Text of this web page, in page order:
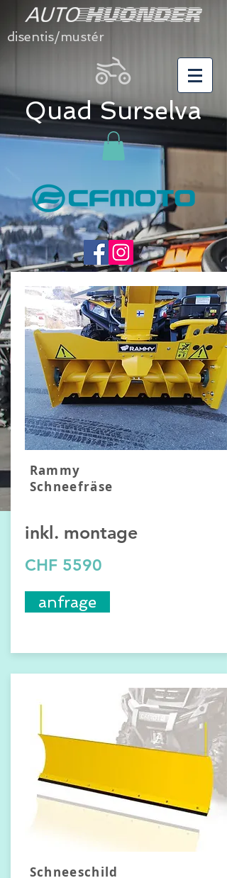
disentis/mustér
Quad Surselva
Rammy
Schneefräse
inkl. montage
CHF 5590
anfrage
Schneeschild